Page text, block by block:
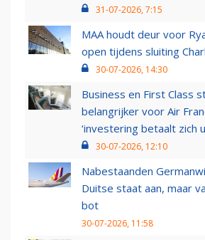
31-07-2026, 7:15
MAA houdt deur voor
open tijdens sluiting
30-07-2026, 14:30
Business en First Class
belangrijker voor Air
‘investering betaalt zich
30-07-2026, 12:10
Nabestaanden
Duitse staat aan, maar
bot
30-07-2026, 11:58